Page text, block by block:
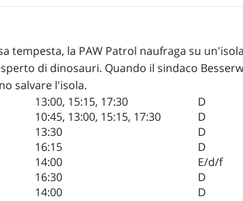
tempesta, la PAW Patrol naufraga su
di dinosauri. Quando il sindaco
salvare l'isola.
13:00, 15:15, 17:30 D
10:45, 13:00, 15:15, 17:30 D
13:30 D
16:15 D
14:00 E/d/f
16:30 D
14:00 D